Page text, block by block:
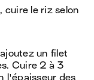
cuire le riz selon
un filet
Cuire 2 à 3
l'épaisseur des